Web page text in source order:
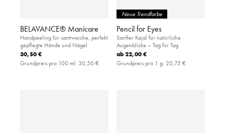
BELAVANCE® Manicare
Handpeeling für samtweiche, perfekt
gepflegte Hände und Nägel
30,50 €
Grundpreis pro 100 ml: 30,50 €
Neue Trendfarbe
Pencil for Eyes
Sanfter Kajal für natürliche
Augenblicke – Tag für Tag
ab22,00 €
Grundpreis pro 1 g: 20,75 €